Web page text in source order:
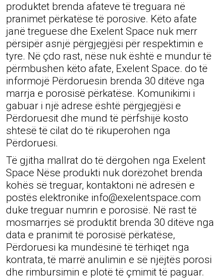
produktet brenda afateve të treguara në
pranimet përkatëse të porosive. Këto afate
janë treguese dhe Exelent Space nuk merr
përsipër asnjë përgjegjësi për respektimin e
tyre. Në çdo rast, nëse nuk është e mundur të
përmbushen këto afate, Exelent Space. do të
informojë Përdoruesin brenda 30 ditëve nga
marrja e porosisë përkatëse. Komunikimi i
gabuar i një adrese është përgjegjësi e
Përdoruesit dhe mund të përfshijë kosto
shtesë të cilat do të rikuperohen nga
Përdoruesi.
Të gjitha mallrat do të dërgohen nga Exelent
Space Nëse produkti nuk dorëzohet brenda
kohës së treguar, kontaktoni në adresën e
postës elektronike info@exelentspace.com
duke treguar numrin e porosisë. Në rast të
mosmarrjes së produktit brenda 30 ditëve nga
data e pranimit të porosisë përkatëse,
Përdoruesi ka mundësinë të tërhiqet nga
kontrata, të marrë anulimin e së njëjtës porosi
dhe rimbursimin e plotë të çmimit të paguar.